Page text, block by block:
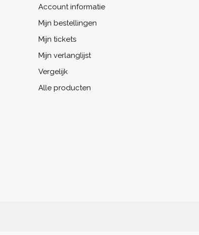
Account informatie
Mijn bestellingen
Mijn tickets
Mijn verlanglijst
Vergelijk
Alle producten